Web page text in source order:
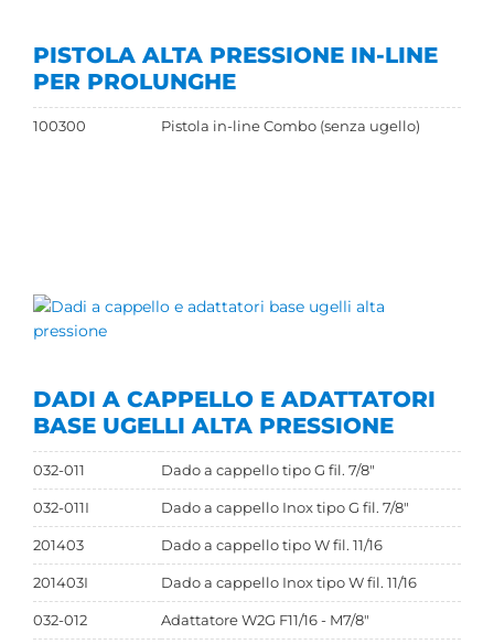
PISTOLA ALTA PRESSIONE IN-LINE
PER PROLUNGHE
100300 Pistola in-line Combo (senza ugello)
DADI A CAPPELLO E ADATTATORI
BASE UGELLI ALTA PRESSIONE
032-011 Dado a cappello tipo G fil. 7/8"
032-011I Dado a cappello Inox tipo G fil. 7/8"
201403 Dado a cappello tipo W fil. 11/16
201403I Dado a cappello Inox tipo W fil. 11/16
032-012 Adattatore W2G F11/16 - M7/8"